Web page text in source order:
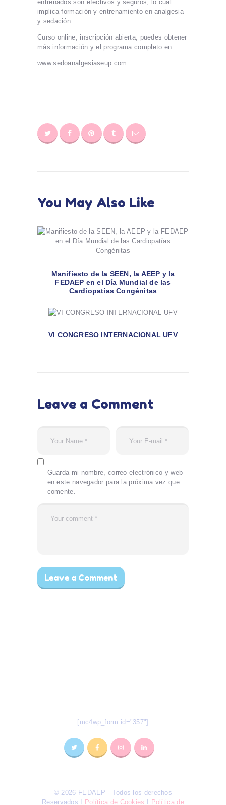
entrenados son efectivos y seguros, lo cual
implica formación y entrenamiento en analgesia
y sedación
Curso online, inscripción abierta, puedes obtener
más información y el programa completo en:
www.sedoanalgesiaseup.com
You May Also Like
Manifiesto de la SEEN, la AEEP y la
FEDAEP en el Día Mundial de las
Cardiopatías Congénitas
VI CONGRESO INTERNACIONAL UFV
Leave a Comment
Guarda mi nombre, correo electrónico y web
en este navegador para la próxima vez que
comente.
[mc4wp_form id="357"]
© 2026 FEDAEP - Todos los derechos
Reservados I
Política de Cookies Política de